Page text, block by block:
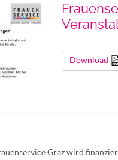
Download
Graz wird